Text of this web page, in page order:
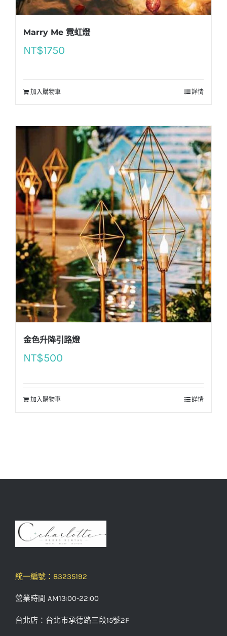
Marry Me 霓虹燈
NT$1750
加入購物車 詳情
金色升降引路燈
NT$500
加入購物車 詳情
統一編號：83235192
營業時間 AM13:00-22:00
台北店：台北市承德路三段15號2F